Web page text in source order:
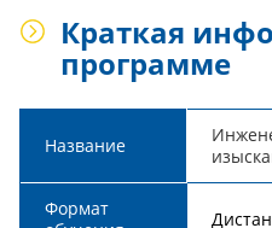
Краткая
программе
Название
Формат